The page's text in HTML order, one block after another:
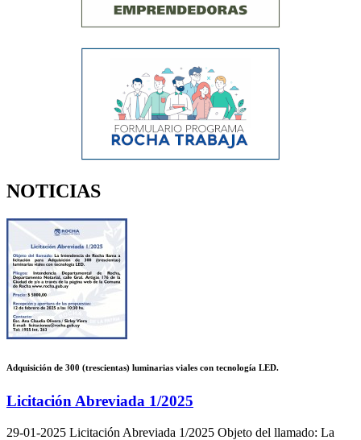
NOTICIAS
Adquisición de 300 (trescientas) luminarias viales con tecnología LED.
Licitación Abreviada 1/2025
29-01-2025 Licitación Abreviada 1/2025 Objeto del llamado: La